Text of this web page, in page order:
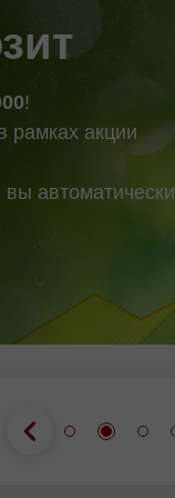
!
рамках акции
автоматически